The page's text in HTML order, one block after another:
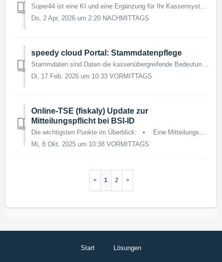
Super44 ist eine KI und eine Ergänzung für Ihr Kassensystem. Anhand Ihrer DSFinV-K-Daten analysiert die KI Ihr gesamtes Geschäft und schlägt Ihnen darauf ba...
Do, 2 Apr, 2026 um 2:20 NACHMITTAGS
speedy cloud Portal: Stammdatenpflege
Stammdaten sind Daten die kassenübergreifende Bedeutung haben, wie zum Beispiel Artikel, Benutzer, etc... Diese können von nun an auch über das cloud Portal...
Di, 17 Feb, 2026 um 10:33 VORMITTAGS
Online-TSE (fiskaly) Update zur
Mitteilungspflicht bei BSI-ID
Die wichtigsten Punkte im Überblick: • Eine Mitteilungspflicht nach § 146a AO besteht ausschließlich in Fällen der Anschaffung oder der Außerbetriebn...
Mi, 8 Okt, 2025 um 10:38 VORMITTAGS
1 2
Start Lösungen